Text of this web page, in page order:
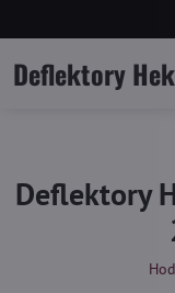
Deflektory
Deflektory